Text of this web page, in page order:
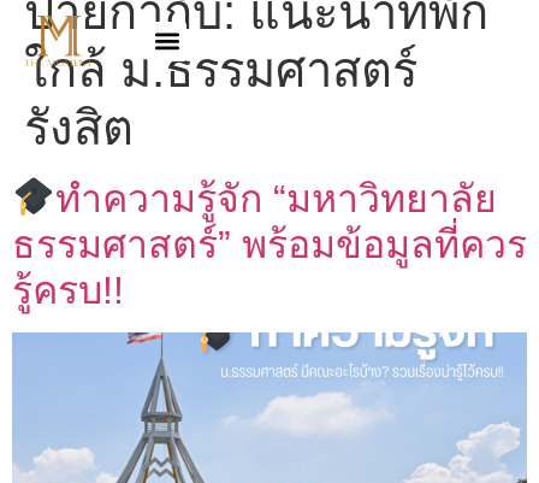
ป้ายกำกับ: แนะนำที่พัก
ใกล้ ม.ธรรมศาสตร์
รังสิต
ทำความรู้จัก “มหาวิทยาลัย
ธรรมศาสตร์” พร้อมข้อมูลที่ควร
รู้ครบ!!